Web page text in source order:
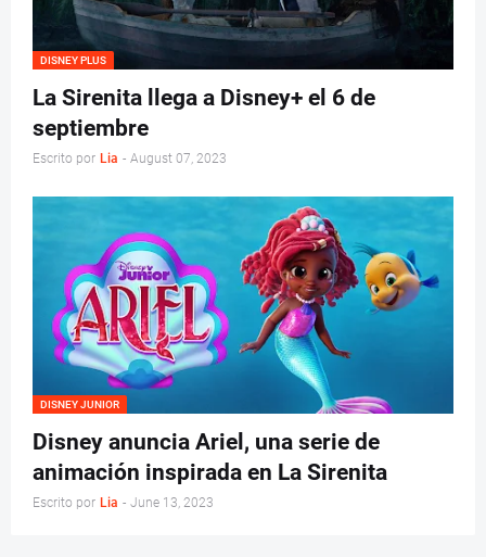
DISNEY PLUS
La Sirenita llega a Disney+ el 6 de
septiembre
Escrito por Lia - August 07, 2023
DISNEY JUNIOR
Disney anuncia Ariel, una serie de
animación inspirada en La Sirenita
Escrito por Lia - June 13, 2023